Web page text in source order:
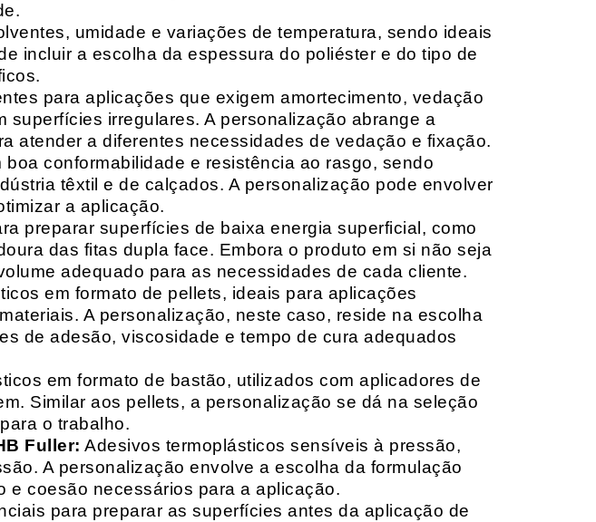
umidade e variações de temperatura, sendo ideais
incluir a escolha da espessura do poliéster e do tipo de
para aplicações que exigem amortecimento, vedação
irregulares. A personalização abrange a
atender a diferentes necessidades de vedação e fixação.
boa conformabilidade e resistência ao rasgo, sendo
têxtil e de calçados. A personalização pode envolver
a aplicação.
preparar superfícies de baixa energia superficial, como
das fitas dupla face. Embora o produto em si não seja
adequado para as necessidades de cada cliente.
em formato de pellets, ideais para aplicações
A personalização, neste caso, reside na escolha
de adesão, viscosidade e tempo de cura adequados
em formato de bastão, utilizados com aplicadores de
Similar aos pellets, a personalização se dá na seleção
o trabalho.
Fuller: Adesivos termoplásticos sensíveis à pressão,
A personalização envolve a escolha da formulação
e coesão necessários para a aplicação.
para preparar as superfícies antes da aplicação de